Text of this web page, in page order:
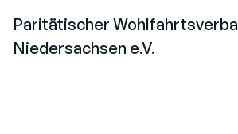
Paritätischer
Niedersachsen e.V.